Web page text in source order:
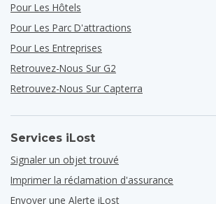
Pour Les Hôtels
Pour Les Parc D'attractions
Pour Les Entreprises
Retrouvez-Nous Sur G2
Retrouvez-Nous Sur Capterra
Services iLost
Signaler un objet trouvé
Imprimer la réclamation d'assurance
Envoyer une Alerte iLost